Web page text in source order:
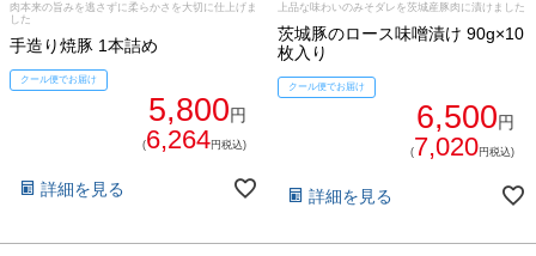
肉本来の旨みを逃さずに柔らかさを大切に仕上げま
した
手造り焼豚 1本詰め
クール便でお届け
5,800円
(6,264円税込)
詳細を見る
上品な味わいのみそダレを茨城産豚肉に漬けました
茨城豚のロース味噌漬け 90g×10
枚入り
クール便でお届け
6,500円
(7,020円税込)
詳細を見る